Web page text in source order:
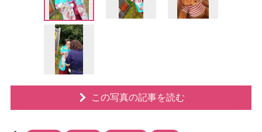
この写真の記事を読む